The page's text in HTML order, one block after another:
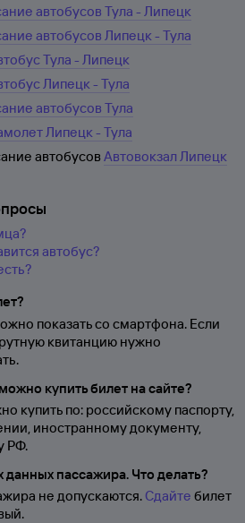
автобусов Тула - Липецк
автобусов Липецк - Тула
Тула - Липецк
Липецк - Тула
автобусов Тула
Липецк - Тула
автобусовАвтовокзал Липецк
автобус?
показать со смартфона. Если
квитанцию нужно
купить билет на сайте?
купить по: российскому паспорту,
иностранному документу,
РФ.
пассажира. Что делать?
не допускаются. Сдайте билет